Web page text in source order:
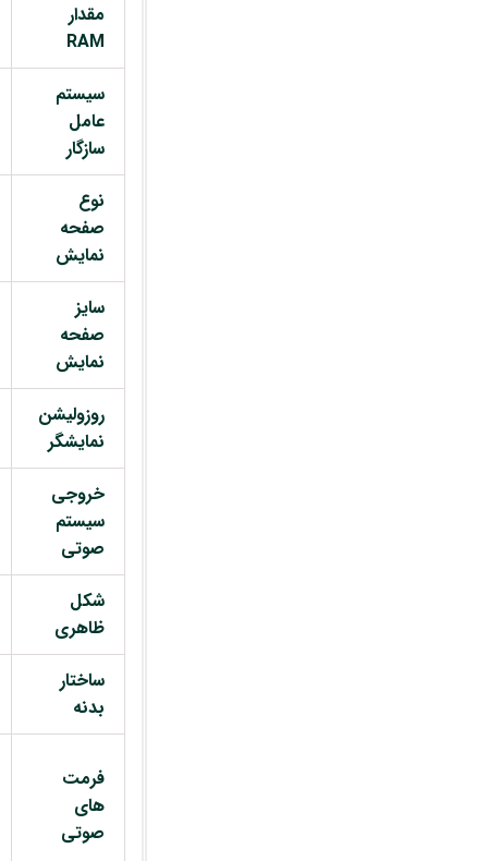
مقدار
RAM
سیستم
عامل
سازگار
نوع
صفحه
نمایش
سایز
صفحه
نمایش
روزولیشن
نمایشگر
خروجی
سیستم
صوتی
شکل
ظاهری
ساختار
بدنه
فرمت
های
صوتی